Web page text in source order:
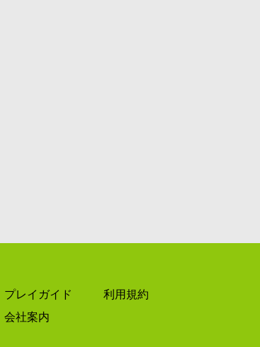
プレイガイド
利用規約
会社案内